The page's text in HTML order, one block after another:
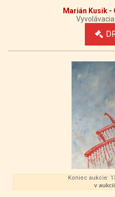
Marián Kusik -
Koniec aukcie:
v